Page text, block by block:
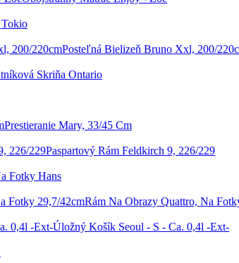
Tokio
Posteľná Bielizeň Bruno Xxl, 200/
Skriňa Ontario
Prestieranie Mary, 33/45 Cm
Paspartový Rám Feldkirch 9, 226/229
Fotky Hans
Rám Na Obrazy Quattro, Na
Úložný Košík Seoul - S - Ca. 0,4l -Ext-